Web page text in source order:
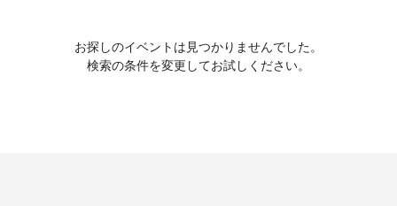
お探しのイベントは見つかりませんでした。
検索の条件を変更してお試しください。